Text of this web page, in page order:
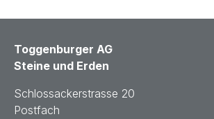
Toggenburger AG
Steine und Erden
Schlossackerstrasse 20
Postfach